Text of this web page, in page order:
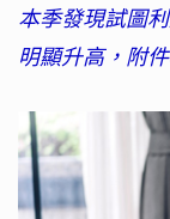
本季發現試圖
明顯升高，附